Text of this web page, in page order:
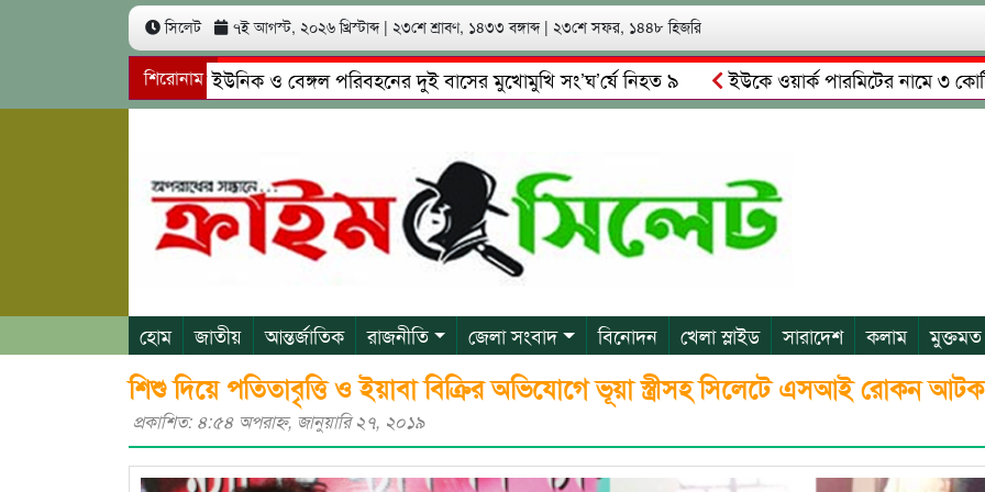
সিলেট ৭ই আগস্ট, ২০২৬ খ্রিস্টাব্দ | ২৩শে শ্রাবণ, ১৪৩৩ বঙ্গাব্দ | ২৩শে সফর, ১৪৪৮ হিজরি
শিরোনাম
সিলেটে ইউনিক ও বেঙ্গল পরিবহনের দুই বাসের মুখোমুখি সং’ঘ’র্ষে নিহত ৯ ইউকে ওয়ার্ক পারমিটের নামে ৩ কোটি ৬০
গোয়াইনঘাটে প্রেমের ফাঁদে তরুণী পাচার: মাদকাসক্ত রিমালকে গ্রেপ্তারের দাবি স্থানীয়দের
গোয়াইনঘাটে আলিম উদ্দিনের
হোম জাতীয় আন্তর্জাতিক রাজনীতি জেলা সংবাদ বিনোদন খেলা স্লাইড সারাদেশ কলাম মুক্তমত
শিশু দিয়ে পতিতাবৃত্তি ও ইয়াবা বিক্রির অভিযোগে ভূয়া স্ত্রীসহ সিলেটে এসআই রোকন আটক
প্রকাশিত: ৪:৫৪ অপরাহ্ণ, জানুয়ারি ২৭, ২০১৯